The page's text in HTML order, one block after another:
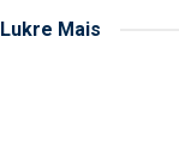
Lukre Mais